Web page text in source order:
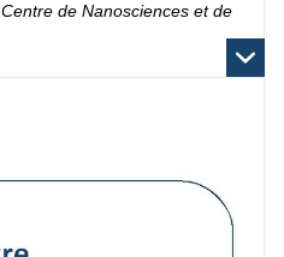
Centre de Nanosciences et de